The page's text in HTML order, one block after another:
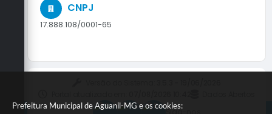
Prefeitura Municipal de Aguanil-MG e os cookies:
CNPJ
17.888.108/0001-65
Siga-nos